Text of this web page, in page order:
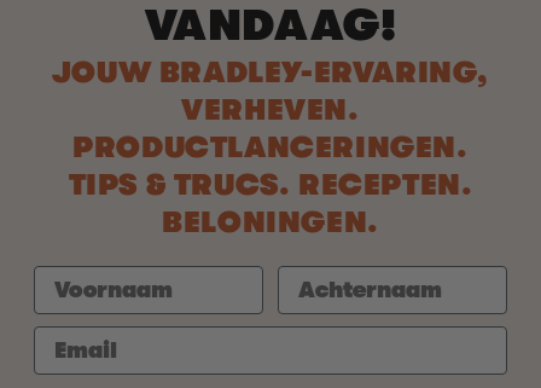
VANDAAG!
JOUW BRADLEY-ERVARING,
VERHEVEN.
PRODUCTLANCERINGEN.
TIPS & TRUCS. RECEPTEN.
BELONINGEN.